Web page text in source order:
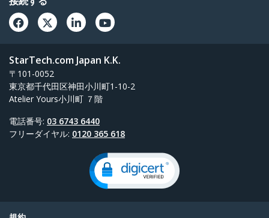
StarTech.com Japan K.K.
〒101-0052
東京都千代田区神田小川町1-10-2
Atelier Yours小川町 ７階
電話番号: 03 6743 6440
フリーダイヤル: 0120 365 618